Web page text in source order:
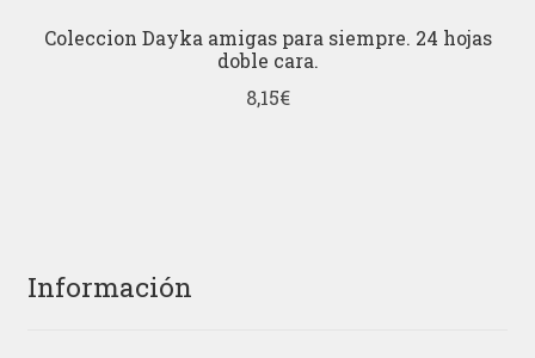
Coleccion Dayka amigas para siempre. 24 hojas
doble cara.
8,15€
Información